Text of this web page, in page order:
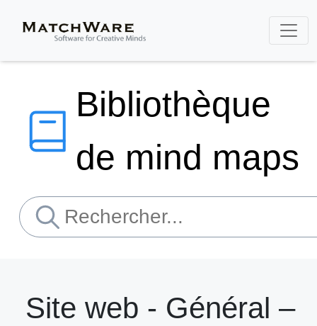
Bibliothèque
de mind maps
Site web - Général –